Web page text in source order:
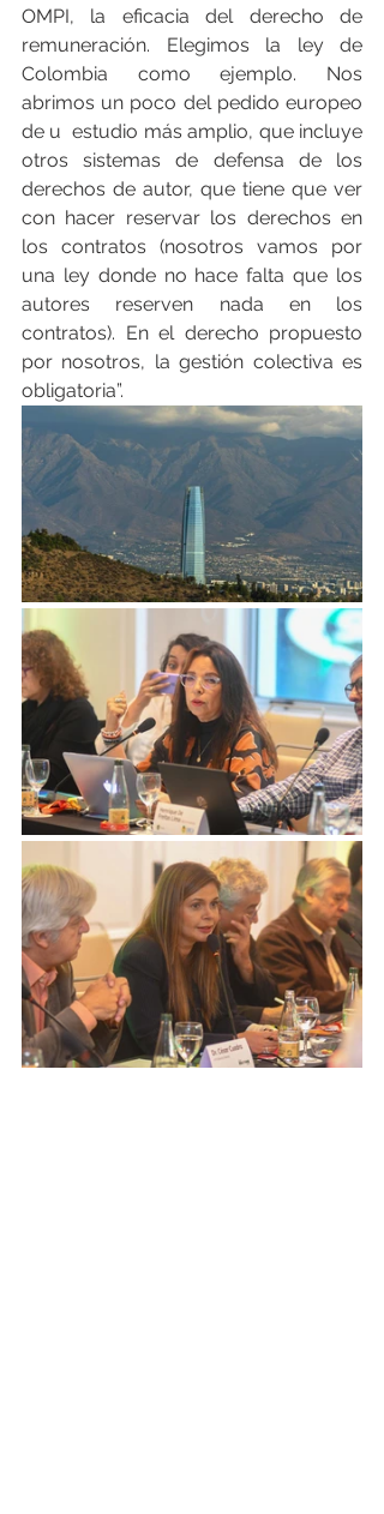
OMPI, la eficacia del derecho de
remuneración. Elegimos la ley de
Colombia como ejemplo. Nos
abrimos un poco del pedido europeo
de u  estudio más amplio, que incluye
otros sistemas de defensa de los
derechos de autor, que tiene que ver
con hacer reservar los derechos en
los contratos (nosotros vamos por
una ley donde no hace falta que los
autores reserven nada en los
contratos). En el derecho propuesto
por nosotros, la gestión colectiva es
obligatoria”.